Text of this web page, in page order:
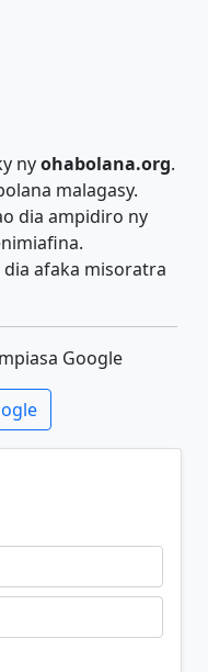
nyohabolana.org.
malagasy.
dia ampidiro ny
afaka misoratra
Google